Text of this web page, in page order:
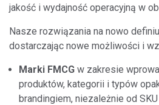
jakość i wydajność operacyjną w
Nasze rozwiązania na nowo
dostarczając nowe możliwości i
Marki FMCG w zakresie
produktów, kategorii i typów
brandingiem, niezależnie od